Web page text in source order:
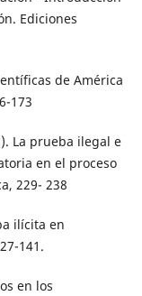
Ediciones
de América
173
La prueba ilegal e
en el proceso
229- 238
ilícita en
141.
en los